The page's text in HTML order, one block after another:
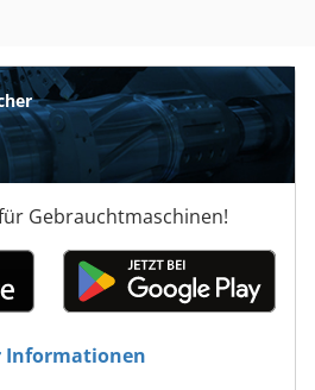
Gebrauchtmaschinen!
Informationen